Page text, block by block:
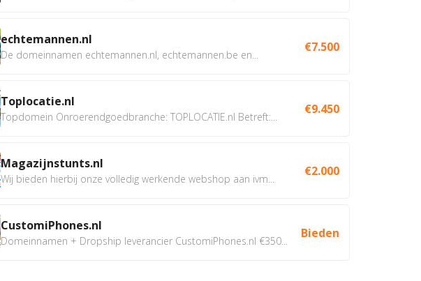
echtemannen.nl
De domeinnamen echtemannen.nl, echtemannen.be en...
€7.500
Toplocatie.nl
Topdomein Onroerendgoedbranche: TOPLOCATIE.nl Betreft:...
€9.450
Magazijnstunts.nl
Wij bieden hierbij onze volledig werkende webshop aan ivm...
€2.000
CustomiPhones.nl
Domeinnamen + Dropship leverancier CustomiPhones.nl €350...
Bieden